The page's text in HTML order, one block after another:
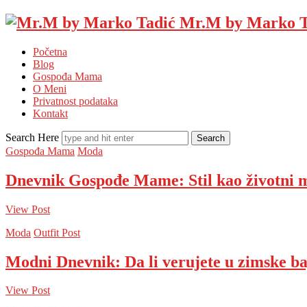
Mr.M by Marko
Početna
Blog
Gospođa Mama
O Meni
Privatnost podataka
Kontakt
Search Here
Gospođa Mama Moda
Dnevnik Gospođe Mame: Stil kao životni
View Post
Moda Outfit Post
Modni Dnevnik: Da li verujete u zimske
View Post